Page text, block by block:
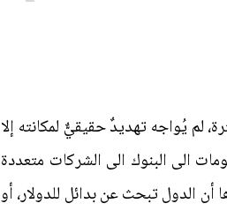
لم يُواجه تهديدٌ حقيقيٌّ لمكانته إلا
الى البنوك الى الشركات متعددة
أن الدول تبحث عن بدائل للدولار، أو